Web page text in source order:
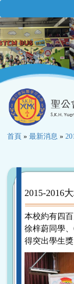
首頁 » 最新消息 »
2015-2016
本校約有四
徐梓蔚同學
得突出學生